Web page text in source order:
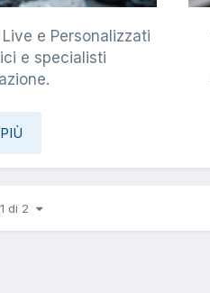
e Personalizzati
e specialisti
di 2